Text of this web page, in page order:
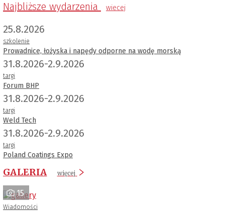
Najbliższe wydarzenia wiecej
25.8.2026
szkolenie
Prowadnice, łożyska i napędy odporne na wodę morską
31.8.2026-2.9.2026
targi
Forum BHP
31.8.2026-2.9.2026
targi
Weld Tech
31.8.2026-2.9.2026
targi
Poland Coatings Expo
GALERIA więcej
15
Wiadomości